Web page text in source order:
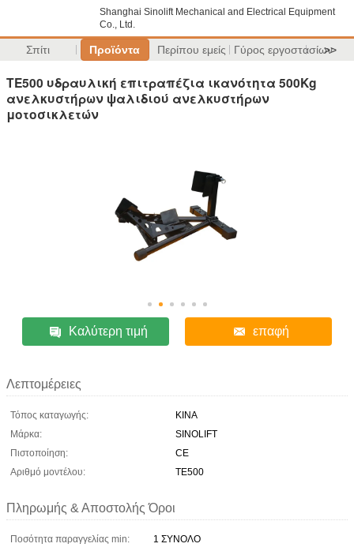
Shanghai Sinolift Mechanical and Electrical Equipment
Co., Ltd.
Σπίτι Προϊόντα Περίπου εμείς Γύρος εργοστασίων
>>
TE500 υδραυλική επιτραπέζια ικανότητα 500Kg
ανελκυστήρων ψαλιδιού ανελκυστήρων
μοτοσικλετών
Καλύτερη τιμή επαφή
Λεπτομέρειες
Τόπος καταγωγής:
ΚΙΝΑ
Μάρκα:
SINOLIFT
Πιστοποίηση:
CE
Αριθμό μοντέλου:
TE500
Πληρωμής & Αποστολής Όροι
Ποσότητα παραγγελίας min:
1 ΣΥΝΟΛΟ